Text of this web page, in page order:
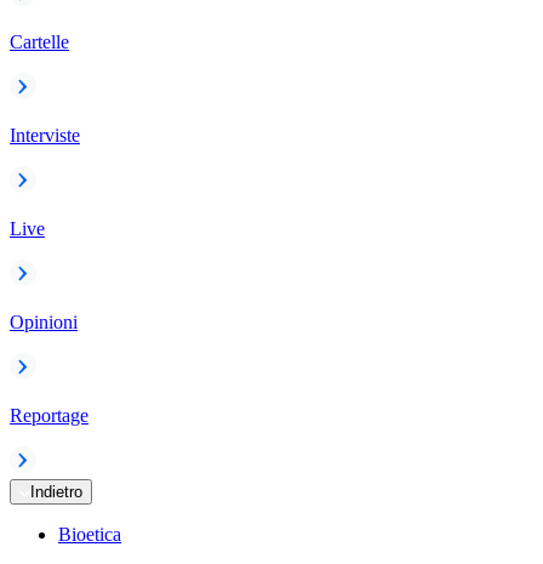
Cartelle
Interviste
Live
Opinioni
Reportage
Indietro
Bioetica